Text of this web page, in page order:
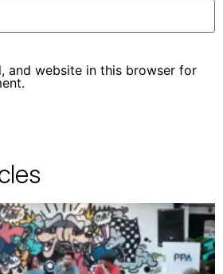
and website in this browser for